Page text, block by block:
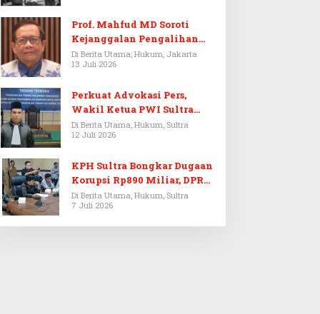
Prof. Mahfud MD Soroti
Kejanggalan Pengalihan
Penyelidikan Tersangka
Febrie Adriansyah
Di Berita Utama, Hukum, Jakarta
13 Juli 2026
Perkuat Advokasi Pers,
Wakil Ketua PWI Sultra
Resmi Dilantik Menjadi
Advokat PERADI
Di Berita Utama, Hukum, Sultra
12 Juli 2026
KPH Sultra Bongkar Dugaan
Korupsi Rp890 Miliar, DPRD
Sultra Gelar RDP
Di Berita Utama, Hukum, Sultra
7 Juli 2026